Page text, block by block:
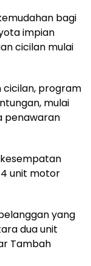
bagi
impian
cicilan mulai
cicilan, program
mulai
penawaran
unit motor
yang
dua unit
Tambah